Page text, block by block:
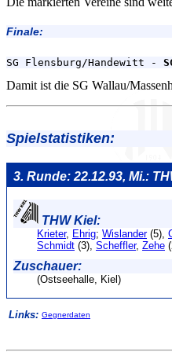
Finale:
SG Flensburg/Handewitt -
Damit ist die SG Wallau/
Spielstatistiken:
3. Runde: 22.12.93, Mi.:
THW Kiel:
Krieter, Ehrig; Wislander(5),
Schmidt (3), Scheffler, Zehe
Zuschauer:
(Ostseehalle, Kiel)
Links: Gegnerdaten